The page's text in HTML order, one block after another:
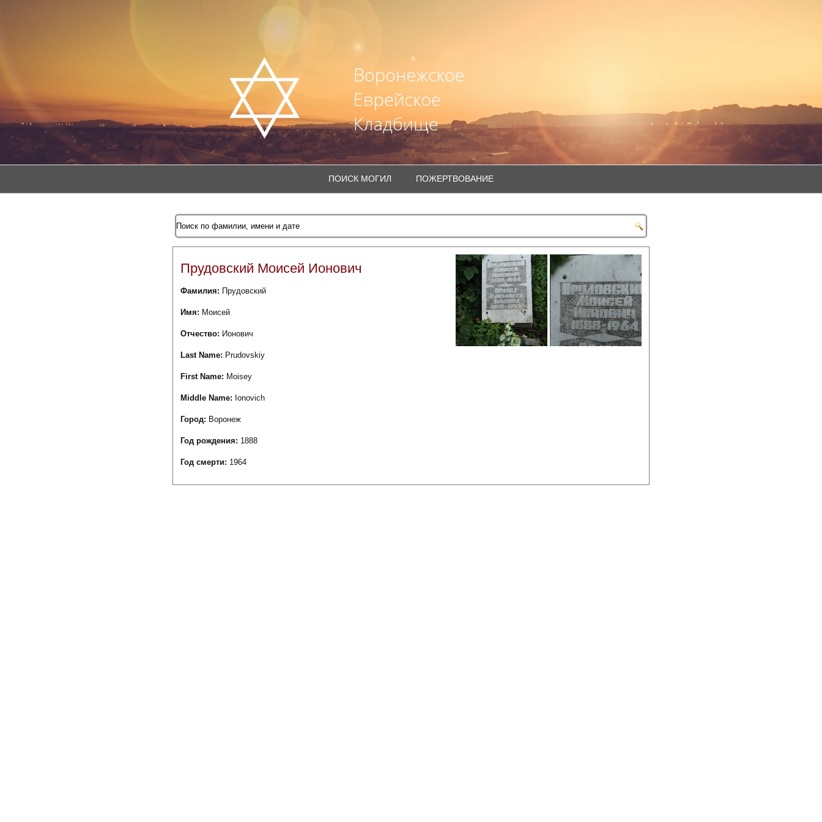
ПОИСК МОГИЛ ПОЖЕРТВОВАНИЕ
Прудовский Моисей Ионович
Фамилия: Прудовский
Имя: Моисей
Отчество: Ионович
Last Name: Prudovskiy
First Name: Moisey
Middle Name: Ionovich
Город: Воронеж
Год рождения: 1888
Год смерти: 1964